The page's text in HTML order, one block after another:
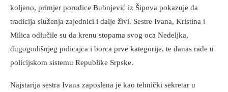
koljeno, primjer porodice Bubnjević iz Šipova pokazuje da
tradicija služenja zajednici i dalje živi. Sestre Ivana, Kristina i
Milica odlučile su da krenu stopama svog oca Nedeljka,
dugogodišnjeg policajca i borca prve kategorije, te danas rade u
policijskom sistemu Republike Srpske.
Najstarija sestra Ivana zaposlena je kao tehnički sekretar u